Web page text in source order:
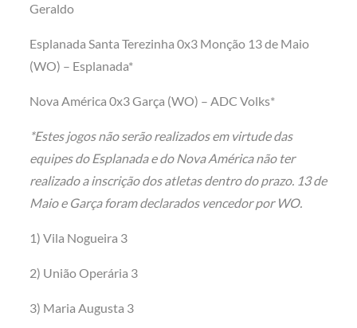
Geraldo
Esplanada Santa Terezinha 0x3 Monção 13 de Maio
(WO) – Esplanada*
Nova América 0x3 Garça (WO) – ADC Volks*
*Estes jogos não serão realizados em virtude das
equipes do Esplanada e do Nova América não ter
realizado a inscrição dos atletas dentro do prazo. 13 de
Maio e Garça foram declarados vencedor por WO.
1) Vila Nogueira 3
2) União Operária 3
3) Maria Augusta 3